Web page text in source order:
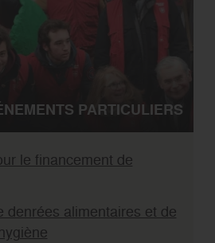
PARTICULIERS
le financement de
denrées alimentaires et de